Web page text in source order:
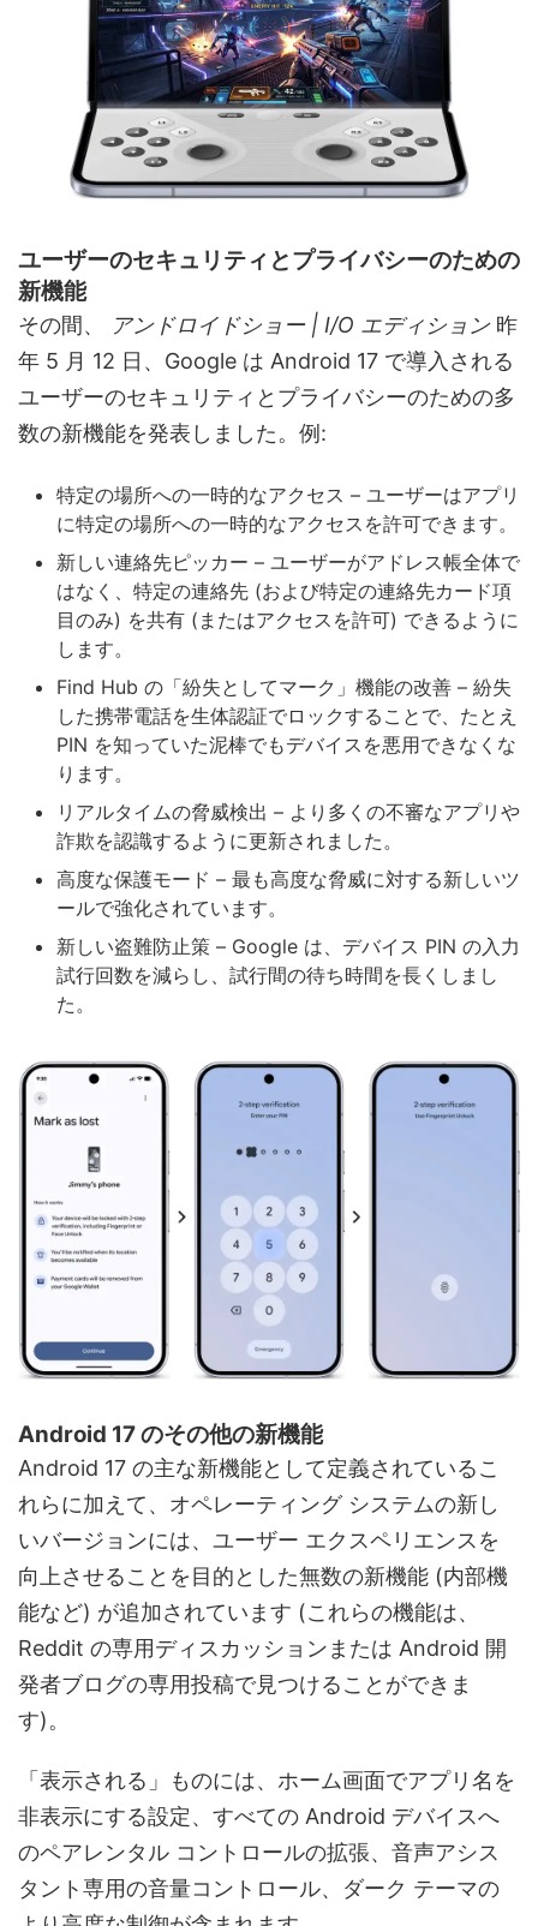
ユーザーのセキュリティとプライバシーのための
新機能
その間、 アンドロイドショー | I/O エディション 昨
年 5 月 12 日、Google は Android 17 で導入される
ユーザーのセキュリティとプライバシーのための多
数の新機能を発表しました。例:
特定の場所への一時的なアクセス – ユーザーはアプリ
に特定の場所への一時的なアクセスを許可できます。
新しい連絡先ピッカー – ユーザーがアドレス帳全体で
はなく、特定の連絡先 (および特定の連絡先カード項
目のみ) を共有 (またはアクセスを許可) できるように
します。
Find Hub の「紛失としてマーク」機能の改善 – 紛失
した携帯電話を生体認証でロックすることで、たとえ
PIN を知っていた泥棒でもデバイスを悪用できなくな
ります。
リアルタイムの脅威検出 – より多くの不審なアプリや
詐欺を認識するように更新されました。
高度な保護モード – 最も高度な脅威に対する新しいツ
ールで強化されています。
新しい盗難防止策 – Google は、デバイス PIN の入力
試行回数を減らし、試行間の待ち時間を長くしまし
た。
Android 17 のその他の新機能
Android 17 の主な新機能として定義されているこ
れらに加えて、オペレーティング システムの新し
いバージョンには、ユーザー エクスペリエンスを
向上させることを目的とした無数の新機能 (内部機
能など) が追加されています (これらの機能は、
Reddit の専用ディスカッションまたは Android 開
発者ブログの専用投稿で見つけることができま
す)。
「表示される」ものには、ホーム画面でアプリ名を
非表示にする設定、すべての Android デバイスへ
のペアレンタル コントロールの拡張、音声アシス
タント専用の音量コントロール、ダーク テーマの